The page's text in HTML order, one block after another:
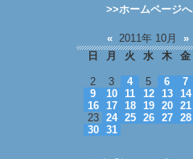
>>ホームページへ
« 2011年 10月 »
日
月 火 水 木 金
2
3 4 5 6 7
9
10 11 12 13 14
16
17 18 19 20 21
23
24 25 26 27 28
30
31